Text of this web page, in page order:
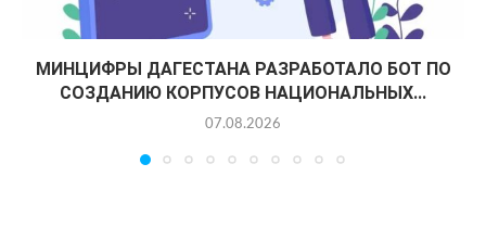
МИНЦИФРЫ ДАГЕСТАНА РАЗРАБОТАЛО БОТ ПО
СОЗДАНИЮ КОРПУСОВ НАЦИОНАЛЬНЫХ...
07.08.2026